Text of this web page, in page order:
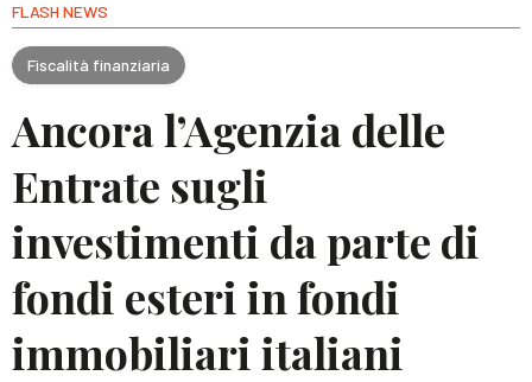
FLASH NEWS
Fiscalità finanziaria
Ancora l’Agenzia delle
Entrate sugli
investimenti da parte di
fondi esteri in fondi
immobiliari italiani